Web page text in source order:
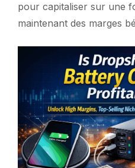
pour capitaliser sur une
maintenant des marges